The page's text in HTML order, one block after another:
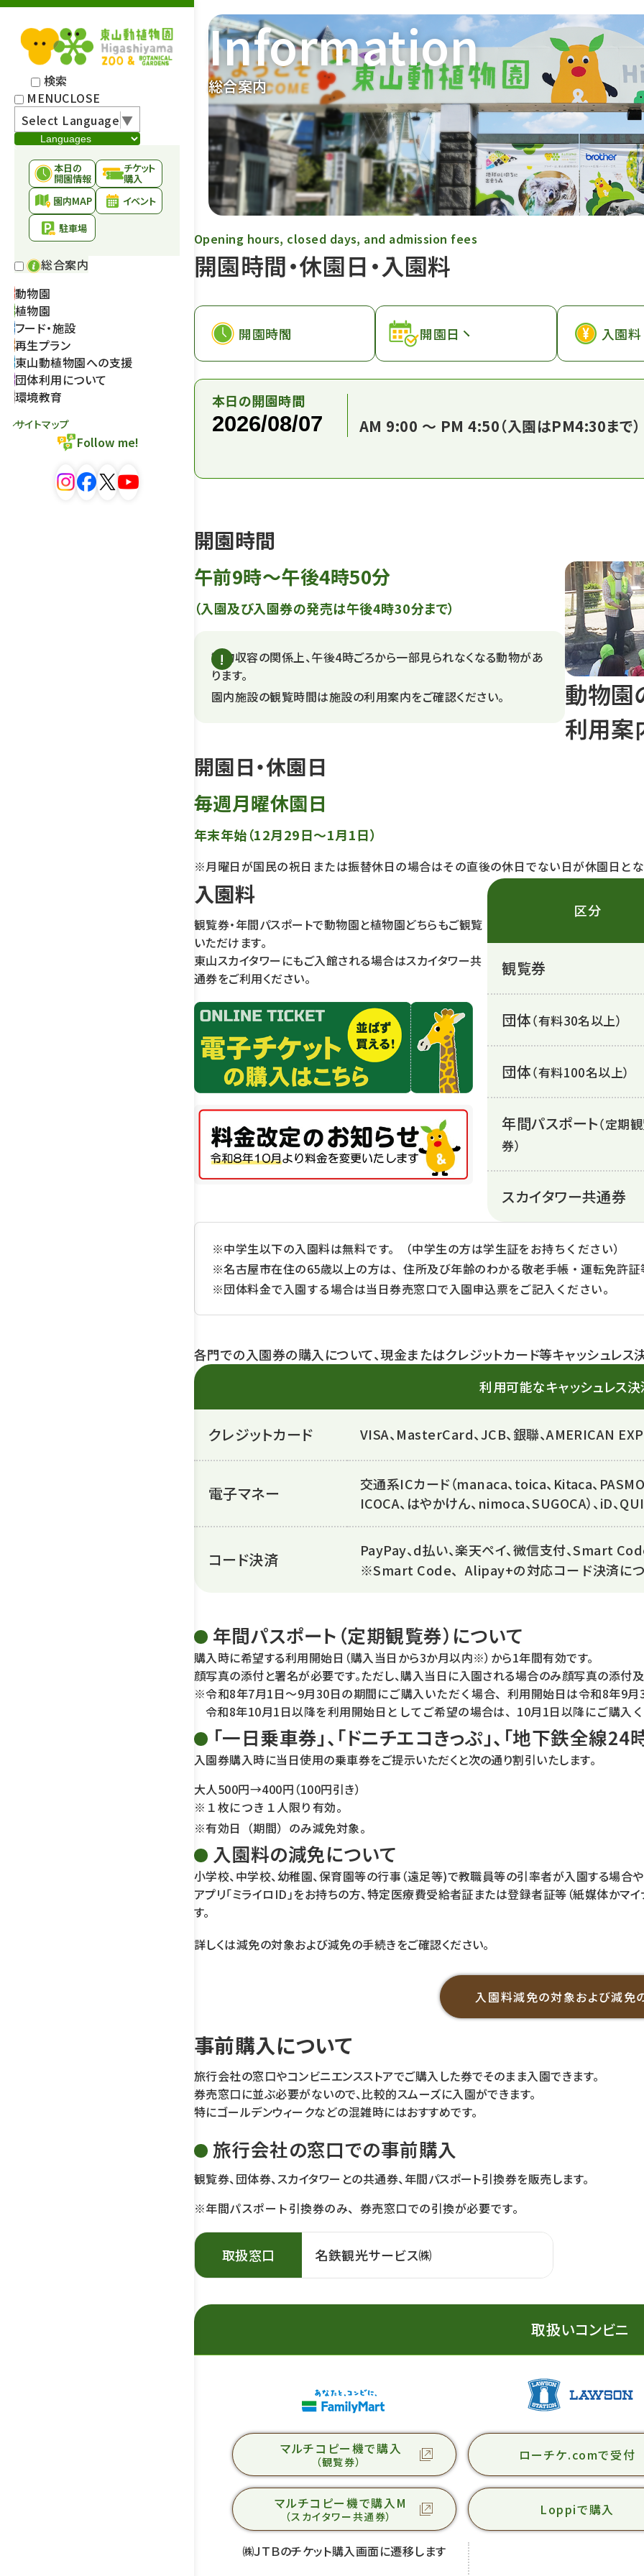
検索
MENUCLOSE
Select Language▼
本日の
開園情報
チケット
購入
園内MAP
イベント
駐車場
総合案内
動物園
植物園
フード・施設
再生プラン
東山動植物園への支援
団体利用について
環境教育
サイトマップ
Follow me!
総合案内
Information
開園時間・休園日・入園料
Opening hours, closed days, and admission fees
開園時間 開園日 入園料
本日の開園時間
AM 9:00 ～ PM 4:50（入園はPM4:30まで）
開園時間
午前9時～午後4時50分
（入園及び入園券の発売は午後4時30分まで）
動物収容の関係上、午後4時ごろから一部見られなくなる動物があ
ります。
園内施設の観覧時間は施設の利用案内をご確認ください。
動物園
利用案
開園日・休園日
毎週月曜休園日
年末年始（12月29日～1月1日）
※月曜日が国民の祝日または振替休日の場合はその直後の休日でない日が休園日と
入園料
観覧券・年間パスポートで動物園と植物園どちらもご観覧
いただけます。
東山スカイタワーにもご入館される場合はスカイタワー共
通券をご利用ください。
区分
観覧券
団体（有料30名以上）
団体（有料100名以上）
年間パスポート（定期
券）
スカイタワー共通券
※中学生以下の入園料は無料です。（中学生の方は学生証をお持ちください）
※名古屋市在住の65歳以上の方は、住所及び年齢のわかる敬老手帳・運転免許
※団体料金で入園する場合は当日券売窓口で入園申込票をご記入ください。
各門での入園券の購入について、現金またはクレジットカード等キャッシュレス
利用可能なキャッシュレス
クレジットカード VISA、MasterCard、JCB、銀聯、AMERICAN
電子マネー
交通系ICカード（manaca、toica、Kitaca、PASMO
ICOCA、はやかけん、nimoca、SUGOCA）、iD、
コード決済
PayPay、d払い、楽天ペイ、微信支付、Smart
※Smart Code、Alipay+の対応コード決済に
年間パスポート（定期観覧券）について
購入時に希望する利用開始日（購入当日から3か月以内※）から1年間有効です。
顔写真の添付と署名が必要です。ただし、購入当日に入園される場合のみ顔写真の添付
※令和8年7月1日～9月30日の期間にご購入いただく場合、利用開始日は令和8年9
令和8年10月1日以降を利用開始日としてご希望の場合は、10月1日以降にご購入
「一日乗車券」、「ドニチエコきっぷ」、「地下鉄全線
入園券購入時に当日使用の乗車券をご提示いただくと次の通り割引いたします。
大人500円→400円（100円引き）
※１枚につき１人限り有効。
※有効日（期間）のみ減免対象。
入園料の減免について
小学校、中学校、幼稚園、保育園等の行事（遠足等)で教職員等の引率者が入園する場
アプリ「ミライロID」をお持ちの方、特定医療費受給者証または登録者証等（紙媒体か
す。
詳しくは減免の対象および減免の手続きをご確認ください。
入園料減免の対象および減免
事前購入について
旅行会社の窓口やコンビニエンスストアでご購入した券でそのまま入園できます。
券売窓口に並ぶ必要がないので、比較的スムーズに入園ができます。
特にゴールデンウィークなどの混雑時にはおすすめです。
旅行会社の窓口での事前購入
観覧券、団体券、スカイタワーとの共通券、年間パスポート引換券を販売します。
※年間パスポート引換券のみ、券売窓口での引換が必要です。
取扱窓口 名鉄観光サービス㈱
取扱いコンビニ
マルチコピー機で購入
（観覧券）
マルチコピー機で購入M
（スカイタワー共通券）
㈱ＪＴＢのチケット購入画面に遷移します
ローチケ.comで受付
Loppiで購入